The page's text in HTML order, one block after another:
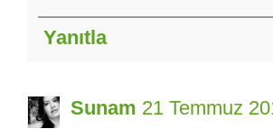
Yanıtla
Sunam 21 Temmuz